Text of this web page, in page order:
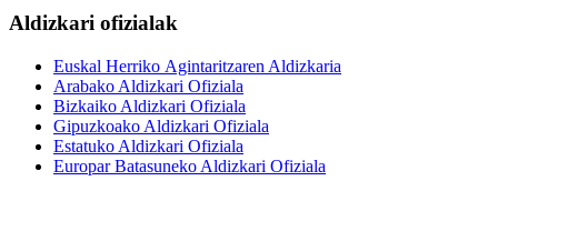
Aldizkari ofizialak
Euskal Herriko Agintaritzaren Aldizkaria
Arabako Aldizkari Ofiziala
Bizkaiko Aldizkari Ofiziala
Gipuzkoako Aldizkari Ofiziala
Estatuko Aldizkari Ofiziala
Europar Batasuneko Aldizkari Ofiziala